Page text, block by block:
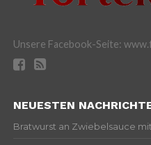
Unsere Facebook-Seite:
NEUESTEN
Bratwurst an Zwiebelsauce